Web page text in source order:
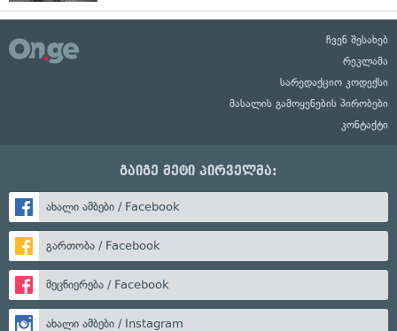
ჩვენ შესახებ
რეკლამა
სარედაქციო კოდექსი
მასალის გამოყენების პირობები
კონტაქტი
გაიგე მეტი პირველმა:
ახალი ამბები / Facebook
გართობა / Facebook
მეცნიერება / Facebook
ახალი ამბები / Instagram